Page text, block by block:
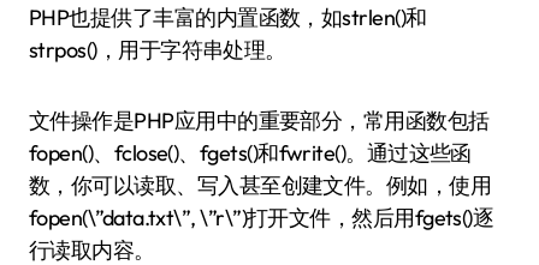
PHP也提供了丰富的内置函数，如strlen()和
strpos()，用于字符串处理。
文件操作是PHP应用中的重要部分，常用函数包括
fopen()、fclose()、fgets()和fwrite()。通过这些函
数，你可以读取、写入甚至创建文件。例如，使用
fopen(\”data.txt\”, \”r\”)打开文件，然后用fgets()逐
行读取内容。